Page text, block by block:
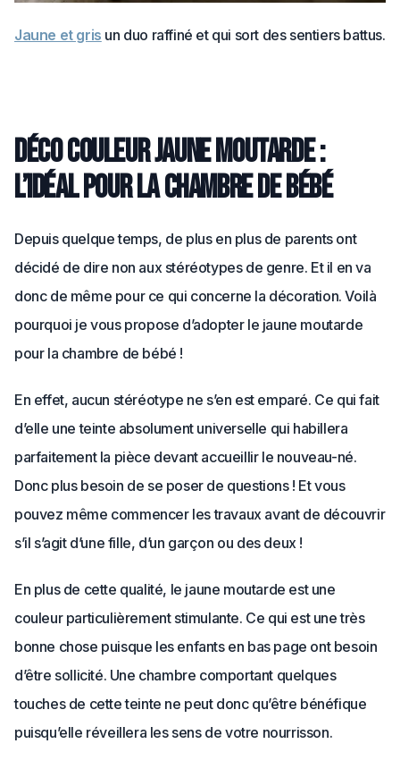
Jaune et gris un duo raffiné et qui sort des sentiers battus.
Déco couleur jaune moutarde :
l’idéal pour la chambre de bébé
Depuis quelque temps, de plus en plus de parents ont
décidé de dire non aux stéréotypes de genre. Et il en va
donc de même pour ce qui concerne la décoration. Voilà
pourquoi je vous propose d’adopter le jaune moutarde
pour la chambre de bébé !
En effet, aucun stéréotype ne s’en est emparé. Ce qui fait
d’elle une teinte absolument universelle qui habillera
parfaitement la pièce devant accueillir le nouveau-né.
Donc plus besoin de se poser de questions ! Et vous
pouvez même commencer les travaux avant de découvrir
s’il s’agit d’une fille, d’un garçon ou des deux !
En plus de cette qualité, le jaune moutarde est une
couleur particulièrement stimulante. Ce qui est une très
bonne chose puisque les enfants en bas page ont besoin
d’être sollicité. Une chambre comportant quelques
touches de cette teinte ne peut donc qu’être bénéfique
puisqu’elle réveillera les sens de votre nourrisson.